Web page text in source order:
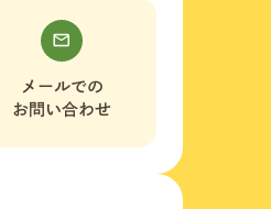
メールでの
お問い合わせ